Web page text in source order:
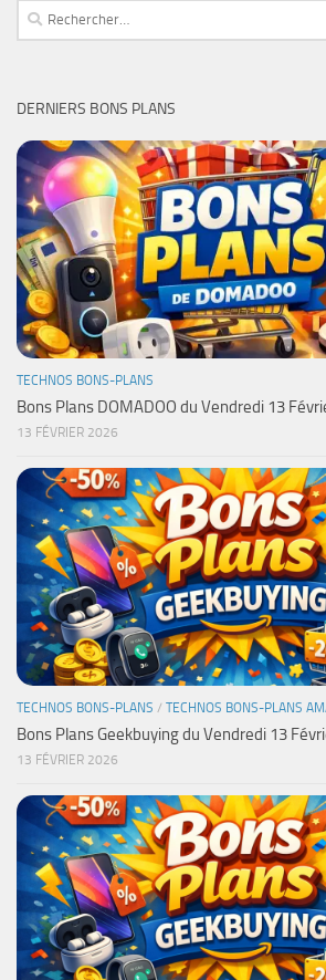
Rechercher :
DERNIERS BONS PLANS
TECHNOS BONS-PLANS
Bons Plans DOMADOO du Vendredi 13
13 FÉVRIER 2026
TECHNOS BONS-PLANS / TECHNOS BONS-PLANS
Bons Plans Geekbuying du Vendredi 13
13 FÉVRIER 2026